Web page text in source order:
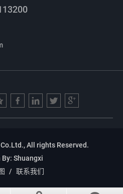
All rights Reserved.
By: Shuangxi
/ 联系我们